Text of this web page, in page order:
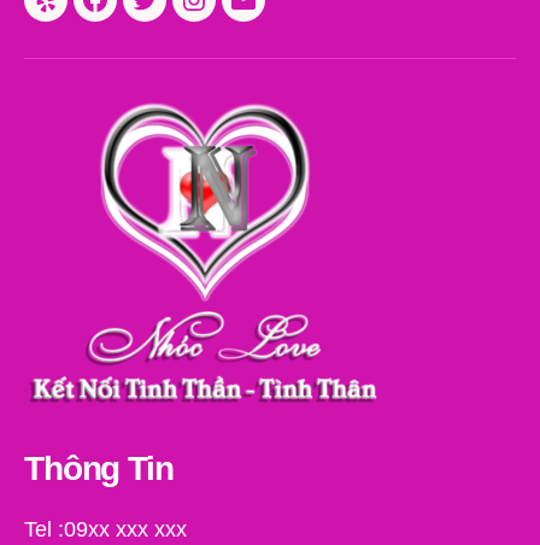
Yelp Facebook
TwitterInstagram
Email
Thông Tin
Tel :09xx xxx xxx